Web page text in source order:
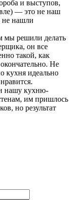
и выступов,
— это не наш
не нашли
мы решили делать
он все
такой, как
Не
кухня идеально
нашу кухню-
им пришлось
но результат